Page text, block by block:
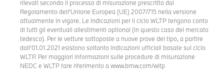
rilevati secondo il processo di misurazione prescritto dal
Regolamento dell’Unione Europea (UE) 2007/715 nella versione
attualmente in vigore. Le indicazioni per il ciclo WLTP tengono conto
di tutti gli eventuali allestimenti optional (in questo caso del mercato
tedesco). Per le vetture sottoposte a nuove prove del tipo, a partire
dall’01.01.2021 esistono soltanto indicazioni ufficiali basate sul ciclo
WLTP. Per maggiori informazioni sulle procedure di misurazione
NEDC e WLTP fare riferimento a www.bmw.com/wltp